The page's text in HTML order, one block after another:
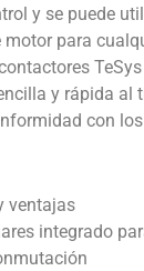
y se puede
motor para
y rápida al
con
ventajas
integrado